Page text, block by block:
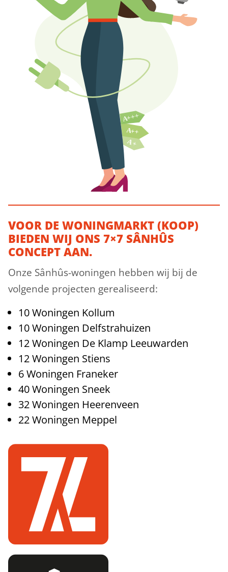
VOOR DE WONINGMARKT (KOOP)
BIEDEN WIJ ONS 7×7 SÂNHÛS
CONCEPT AAN.
Onze Sânhûs-woningen hebben wij bij de
volgende projecten gerealiseerd:
10 Woningen Kollum
10 Woningen Delfstrahuizen
12 Woningen De Klamp Leeuwarden
12 Woningen Stiens
6 Woningen Franeker
40 Woningen Sneek
32 Woningen Heerenveen
22 Woningen Meppel